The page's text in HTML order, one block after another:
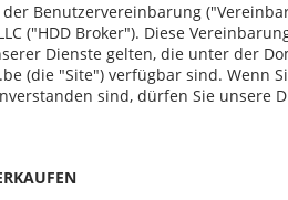
Benutzervereinbarung
("HDD Broker"). Diese
Dienste gelten, die unter der
(die "Site") verfügbar sind. Wenn
sind, dürfen Sie unsere